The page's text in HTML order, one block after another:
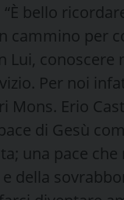
bello
cammino per
Lui, conoscere
Per noi
Mons. Erio
di Gesù
una pace
della